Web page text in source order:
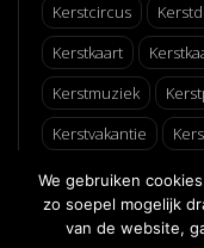
Kerstcircus
Kerstkaart
Kerstmuziek
Kerstvakantie
Recept
Schaatsen
We gebruiken
zo soepel mogelijk
van de website,